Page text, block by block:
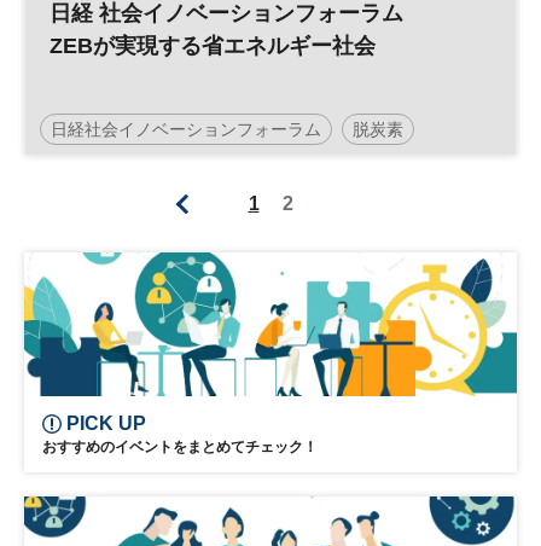
日経 社会イノベーションフォーラム
ZEBが実現する省エネルギー社会
日経社会イノベーションフォーラム 脱炭素
1 2
PICK UP
おすすめのイベントをまとめてチェック！